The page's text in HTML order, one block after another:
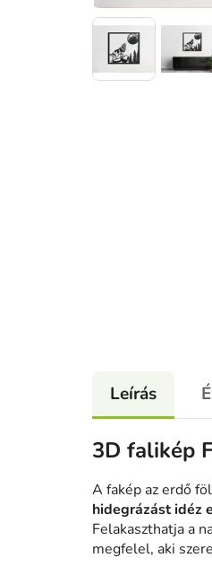
Leírás
3D falikép
A fakép az erdő
hidegrázást idéz
Felakaszthatja a
megfelel, aki